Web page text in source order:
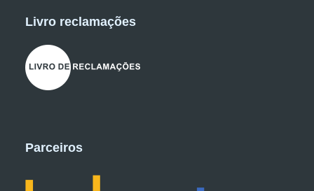
Livro reclamações
Parceiros